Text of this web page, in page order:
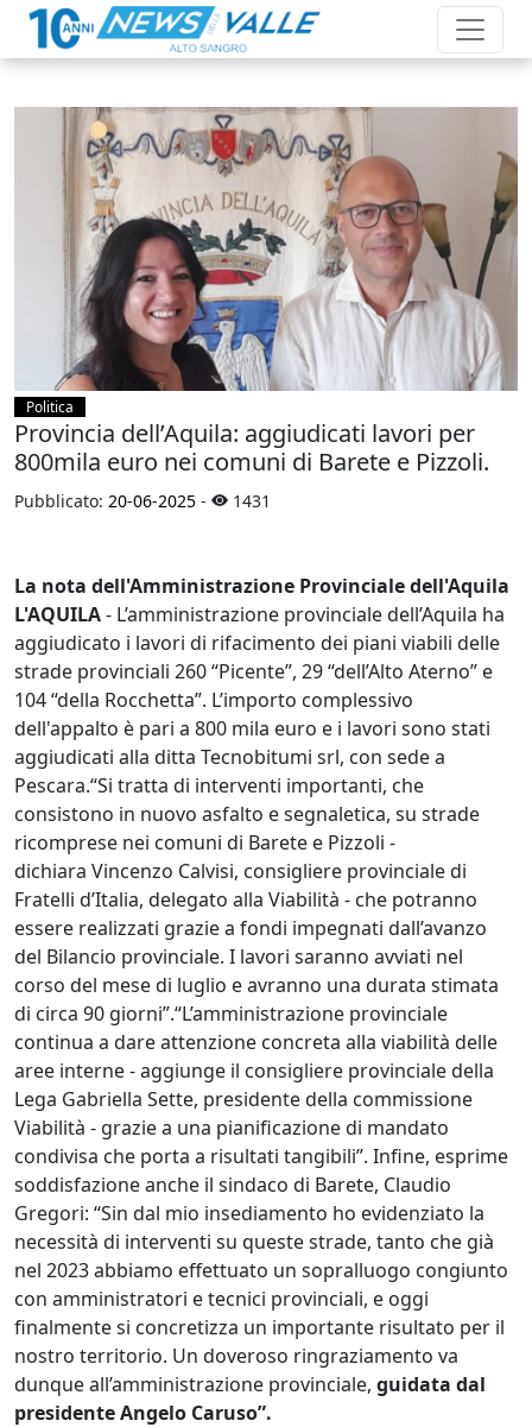
Politica
Provincia dell’Aquila: aggiudicati lavori per
800mila euro nei comuni di Barete e Pizzoli.
Pubblicato: 20-06-2025 - 1431
La nota dell'Amministrazione Provinciale dell'Aquila
L'AQUILA- L’amministrazione provinciale dell’Aquila ha
aggiudicato i lavori di rifacimento dei piani viabili delle
strade provinciali 260 “Picente”, 29 “dell’Alto Aterno” e
104 “della Rocchetta”. L’importo complessivo
dell'appalto è pari a 800 mila euro e i lavori sono stati
aggiudicati alla ditta Tecnobitumi srl, con sede a
Pescara.“Si tratta di interventi importanti, che
consistono in nuovo asfalto e segnaletica, su strade
ricomprese nei comuni di Barete e Pizzoli -
dichiara Vincenzo Calvisi, consigliere provinciale di
Fratelli d’Italia, delegato alla Viabilità - che potranno
essere realizzati grazie a fondi impegnati dall’avanzo
del Bilancio provinciale. I lavori saranno avviati nel
corso del mese di luglio e avranno una durata stimata
di circa 90 giorni”.“L’amministrazione provinciale
continua a dare attenzione concreta alla viabilità delle
aree interne - aggiunge il consigliere provinciale della
Lega Gabriella Sette, presidente della commissione
Viabilità - grazie a una pianificazione di mandato
condivisa che porta a risultati tangibili”. Infine, esprime
soddisfazione anche il sindaco di Barete, Claudio
Gregori: “Sin dal mio insediamento ho evidenziato la
necessità di interventi su queste strade, tanto che già
nel 2023 abbiamo effettuato un sopralluogo congiunto
con amministratori e tecnici provinciali, e oggi
finalmente si concretizza un importante risultato per il
nostro territorio. Un doveroso ringraziamento va
dunque all’amministrazione provinciale, guidata dal
presidente Angelo Caruso”.